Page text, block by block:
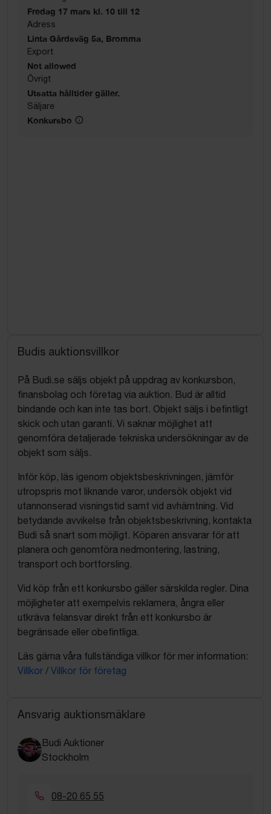
Fredag 17 mars kl. 10 till 12
Adress
Linta Gårdsväg 5a, Bromma
Export
Not allowed
Övrigt
Utsatta hålltider gäller.
Säljare
Konkursbo
Budis auktionsvillkor
På Budi.se säljs objekt på uppdrag av konkursbon,
finansbolag och företag via auktion. Bud är alltid
bindande och kan inte tas bort. Objekt säljs i befintligt
skick och utan garanti. Vi saknar möjlighet att
genomföra detaljerade tekniska undersökningar av de
objekt som säljs.
Inför köp, läs igenom objektsbeskrivningen, jämför
utropspris mot liknande varor, undersök objekt vid
utannonserad visningstid samt vid avhämtning. Vid
betydande avvikelse från objektsbeskrivning, kontakta
Budi så snart som möjligt. Köparen ansvarar för att
planera och genomföra nedmontering, lastning,
transport och bortforsling.
Vid köp från ett konkursbo gäller särskilda regler. Dina
möjligheter att exempelvis reklamera, ångra eller
utkräva felansvar direkt från ett konkursbo är
begränsade eller obefintliga.
Läs gärna våra fullständiga villkor för mer information:
Villkor / Villkor för företag
Ansvarig auktionsmäklare
Budi Auktioner
Stockholm
08-20 65 55